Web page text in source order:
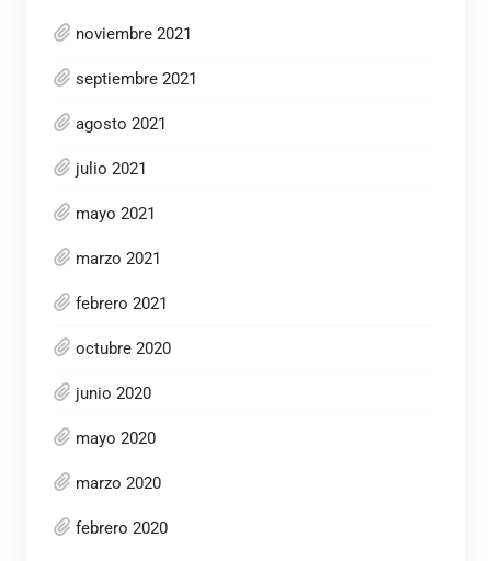
noviembre 2021
septiembre 2021
agosto 2021
julio 2021
mayo 2021
marzo 2021
febrero 2021
octubre 2020
junio 2020
mayo 2020
marzo 2020
febrero 2020